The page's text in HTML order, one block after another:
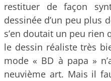
restituer de façon
dessinée d’un peu plus
s’en doutait un peu rien
le dessin réaliste très
mode « BD à papa »
neuvième art. Mais il